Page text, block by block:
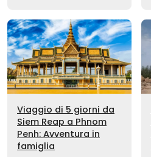
Viaggio di 5 giorni da
Siem Reap a Phnom
Penh: Avventura in
famiglia